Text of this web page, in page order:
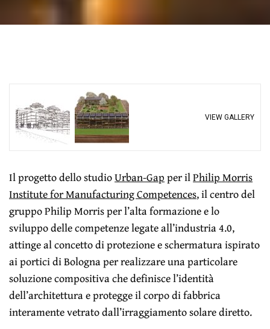
VIEW GALLERY
Il progetto dello studioUrban-Gapper ilPhilip Morris
Institute for Manufacturing Competences, il centro del
gruppo Philip Morris per l’alta formazione e lo
sviluppo delle competenze legate all’industria 4.0,
attinge al concetto di protezione e schermatura ispirato
ai portici di Bologna per realizzare una particolare
soluzione compositiva che definisce l’identità
dell’architettura e protegge il corpo di fabbrica
interamente vetrato dall’irraggiamento solare diretto.